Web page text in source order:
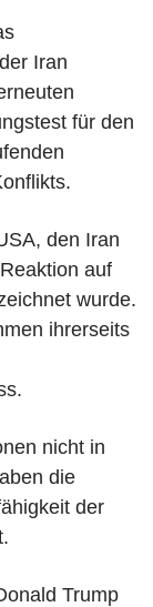
Iran
für den
den Iran
auf
wurde.
ihrerseits
nicht in
die
der
Trump